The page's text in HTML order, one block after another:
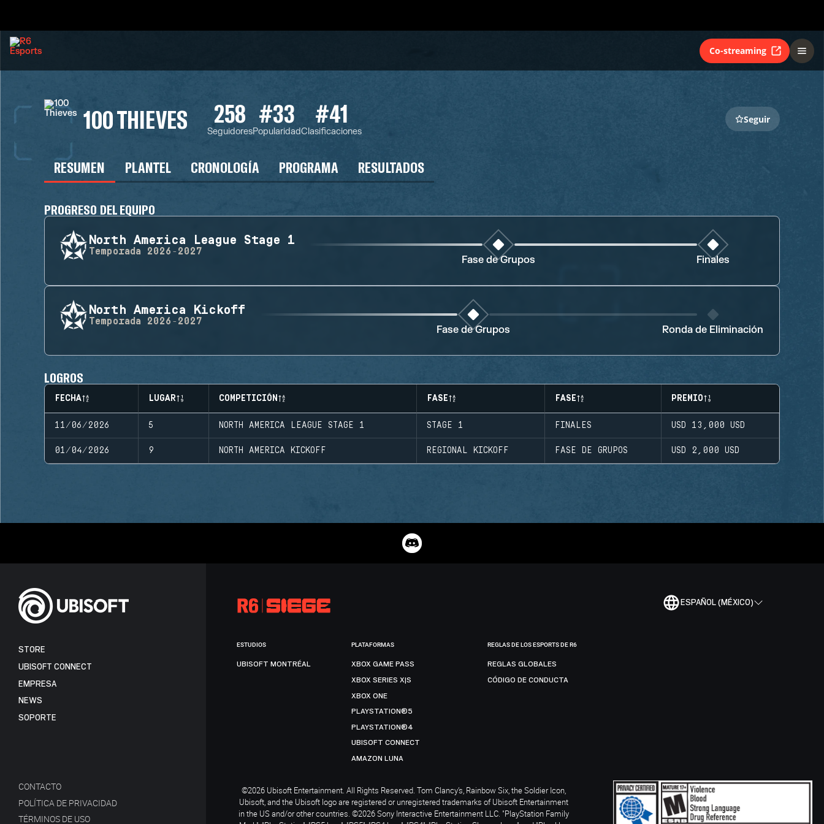
Co-streaming
100 THIEVES 258
Seguidores
#33
Popularidad
#41
Clasificaciones
Seguir
RESUMEN PLANTEL CRONOLOGÍA PROGRAMA RESULTADOS
PROGRESO DEL EQUIPO
North America League Stage 1
Temporada 2026-2027
Fase de Grupos Finales
North America Kickoff
Temporada 2026-2027
Fase de Grupos Ronda de Eliminación
LOGROS
FECHA LUGAR COMPETICIÓN FASE FASE PREMIO
11/06/2026 5 NORTH AMERICA LEAGUE STAGE 1 STAGE 1 FINALES USD 13,000 USD
01/04/2026 9 NORTH AMERICA KICKOFF REGIONAL KICKOFF FASE DE GRUPOS USD 2,000 USD
ESPAÑOL (MÉXICO)
STORE
UBISOFT CONNECT
EMPRESA
NEWS
SOPORTE
CONTACTO
POLÍTICA DE PRIVACIDAD
TÉRMINOS DE USO
ESTUDIOS
UBISOFT MONTRÉAL
PLATAFORMAS
XBOX GAME PASS
XBOX SERIES X|S
XBOX ONE
PLAYSTATION®5
PLAYSTATION®4
UBISOFT CONNECT
AMAZON LUNA
REGLAS DE LOS ESPORTS DE R6
REGLAS GLOBALES
CÓDIGO DE CONDUCTA
©2026 Ubisoft Entertainment. All Rights Reserved. Tom Clancy’s, Rainbow Six, the Soldier Icon,
Ubisoft, and the Ubisoft logo are registered or unregistered trademarks of Ubisoft Entertainment
in the US and/or other countries. ©2026 Sony Interactive Entertainment LLC. "PlayStation Family